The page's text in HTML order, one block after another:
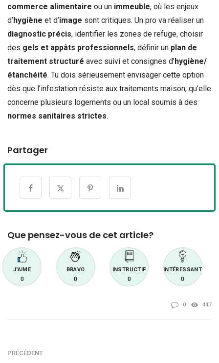
commerce alimentaire ou un immeuble, où les enjeux
d’hygiène et d’image sont critiques. Un pro va réaliser un
diagnostic précis, identifier les zones de refuge, choisir
des gels et appâts professionnels, définir un plan de
traitement structuré avec suivi et consignes d’hygiène/
étanchéité. Tu dois sérieusement envisager cette option
dès que l’infestation résiste aux traitements maison, qu’elle
concerne plusieurs logements ou un local soumis à des
normes sanitaires strictes.
Partager
Que pensez-vous de cet article?
J'AIME
0
BRAVO
0
INSTRUCTIF
0
INTÉRESSANT
0
0 447
PRÉCÉDENT